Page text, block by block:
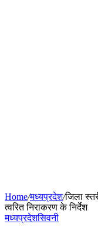
Home/मध्यप्रदेश/जिला
त्वरित निराकरण के निर्देश
मध्यप्रदेशसिवनी